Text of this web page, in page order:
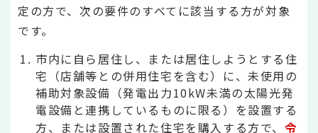
定の方で、次の要件のすべてに該当する方が対象
です。
市内に自ら居住し、または居住しようとする住
宅（店舗等との併用住宅を含む）に、未使用の
補助対象設備（発電出力10kW未満の太陽光発
電設備と連携しているものに限る）を設置する
方、または設置された住宅を購入する方で、令